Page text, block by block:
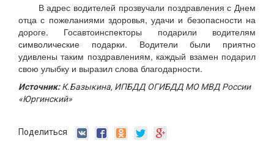
В адрес водителей прозвучали поздравления с Днем
отца с пожеланиями здоровья, удачи и безопасности на
дороге. Госавтоинспекторы подарили водителям
символические подарки. Водители были приятно
удивлены таким поздравлениям, каждый взамен подарил
свою улыбку и выразил слова благодарности.
Источник:К.Базыкина, ИПБДД ОГИБДД МО МВД России
«Юргинский»
Поделиться